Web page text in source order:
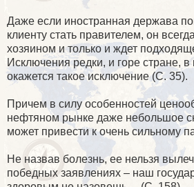
Даже если иностранная держава
клиенту стать правителем, он
хозяином и только и ждет
Исключения редки, и горе стране, в
окажется такое исключение (С. 35).
Причем в силу особенностей
нефтяном рынке даже небольшое
может привести к очень сильному
Не назвав болезнь, ее нельзя
победных заявлениях – наш